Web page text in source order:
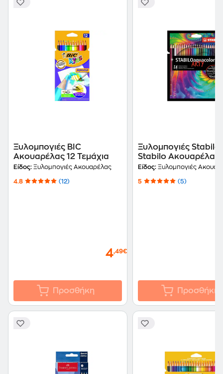
Ξυλομπογιές BIC
Ακουαρέλας 12 Τεμάχια
Είδος: Ξυλομπογιές Ακουαρέλας
4.8 (12)
4,49€
Προσθήκη
Ξυλομπογιές Stabilo
Stabilo Ακουαρέλας
24 Τεμάχια
Είδος: Ξυλομπογιές
5 (5)
Προσθήκη